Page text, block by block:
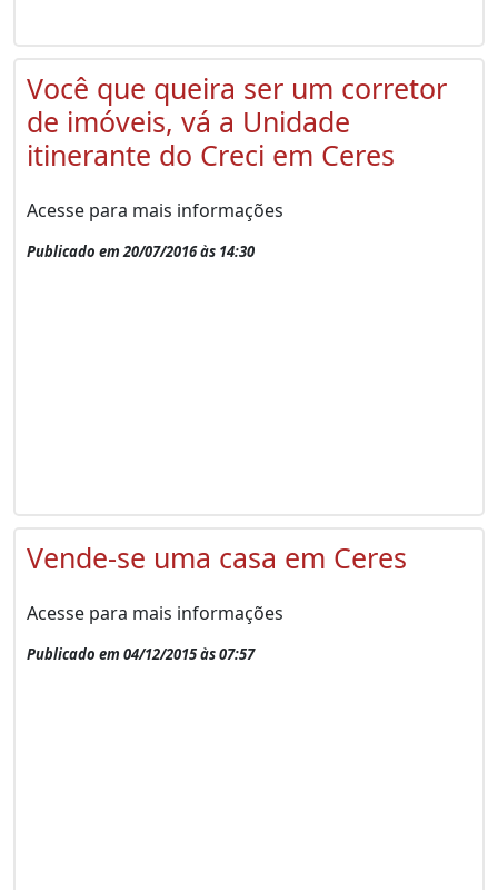
Você que queira ser um corretor
de imóveis, vá a Unidade
itinerante do Creci em Ceres
Acesse para mais informações
Publicado em 20/07/2016 às 14:30
Vende-se uma casa em Ceres
Acesse para mais informações
Publicado em 04/12/2015 às 07:57